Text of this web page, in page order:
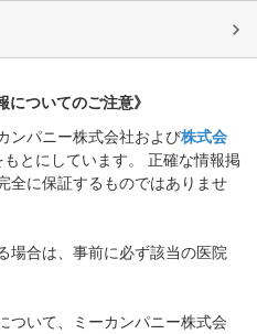
についてのご注意》
ンパニー株式会社および株式会
とにしています。 正確な情報掲
全に保証するものではありませ
場合は、事前に必ず該当の医院
ついて、ミーカンパニー株式会